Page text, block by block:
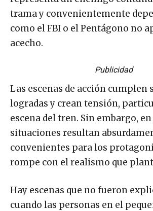
trama y convenientemente
como el FBI o el Pentágono no
acecho.
Publicidad
Las escenas de acción cumplen
logradas y crean tensión,
escena del tren. Sin embargo,
situaciones resultan
convenientes para los
rompe con el realismo que
Hay escenas que no fueron
cuando las personas en el